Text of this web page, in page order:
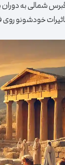
شمالی به دوران
خودشونو